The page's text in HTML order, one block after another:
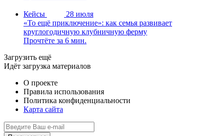
Кейсы
28 июля
«То ещё приключение»: как семья развивает
круглогодичную клубничную ферму
Прочтёте за 6 мин.
Загрузить ещё
Идёт загрузка материалов
О проекте
Правила использования
Политика конфиденциальности
Карта сайта